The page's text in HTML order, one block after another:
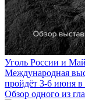
Уголь России и
Международная
пройдёт 3-6 июня в
Обзор одного из